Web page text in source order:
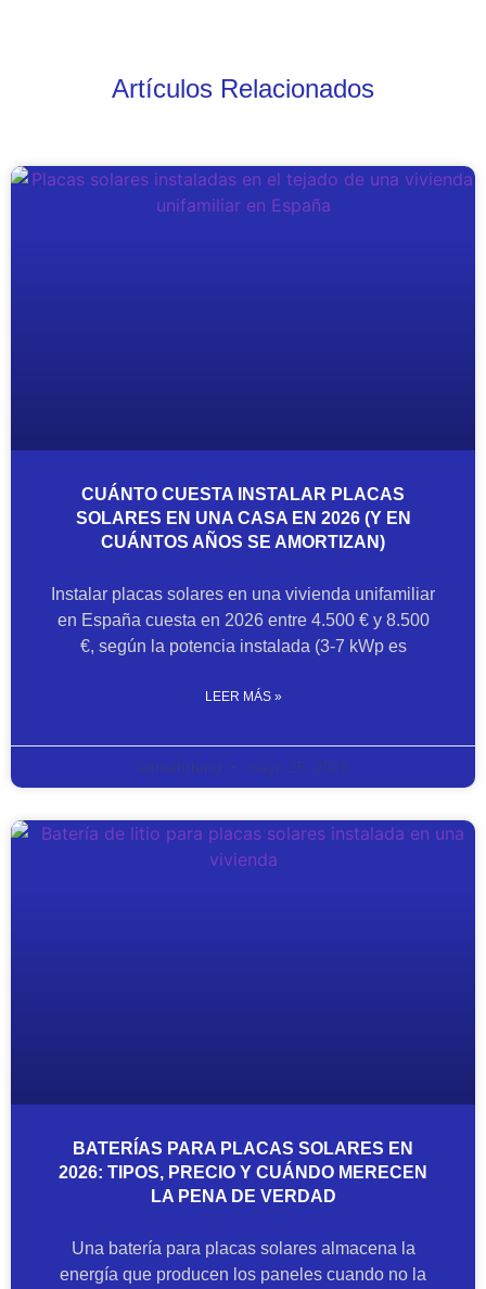
Artículos Relacionados
CUÁNTO CUESTA INSTALAR PLACAS
SOLARES EN UNA CASA EN 2026 (Y EN
CUÁNTOS AÑOS SE AMORTIZAN)
Instalar placas solares en una vivienda unifamiliar
en España cuesta en 2026 entre 4.500 € y 8.500
€, según la potencia instalada (3-7 kWp es
LEER MÁS »
admahrteng mayo 25, 2026
BATERÍAS PARA PLACAS SOLARES EN
2026: TIPOS, PRECIO Y CUÁNDO MERECEN
LA PENA DE VERDAD
Una batería para placas solares almacena la
energía que producen los paneles cuando no la